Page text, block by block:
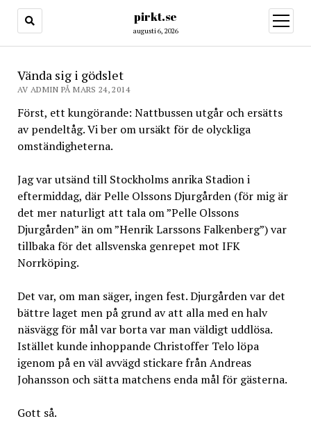
pirkt.se
augusti 6, 2026
öppna
meny
Vända sig i gödslet
AV ADMIN PÅ MARS 24, 2014
Först, ett kungörande: Nattbussen utgår och ersätts
av pendeltåg. Vi ber om ursäkt för de olyckliga
omständigheterna.
Jag var utsänd till Stockholms anrika Stadion i
eftermiddag, där Pelle Olssons Djurgården (för mig är
det mer naturligt att tala om ”Pelle Olssons
Djurgården” än om ”Henrik Larssons Falkenberg”) var
tillbaka för det allsvenska genrepet mot IFK
Norrköping.
Det var, om man säger, ingen fest. Djurgården var det
bättre laget men på grund av att alla med en halv
näsvägg för mål var borta var man väldigt uddlösa.
Istället kunde inhoppande Christoffer Telo löpa
igenom på en väl avvägd stickare från Andreas
Johansson och sätta matchens enda mål för gästerna.
Gott så.